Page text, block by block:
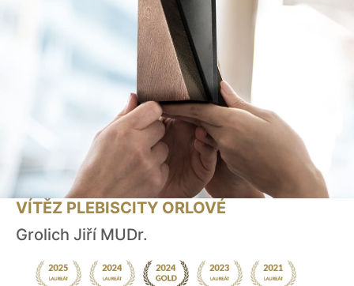
VÍTĚZ PLEBISCITY ORLOVÉ
Grolich Jiří MUDr.